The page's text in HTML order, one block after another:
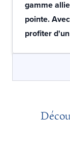
gamme
pointe.
profiter